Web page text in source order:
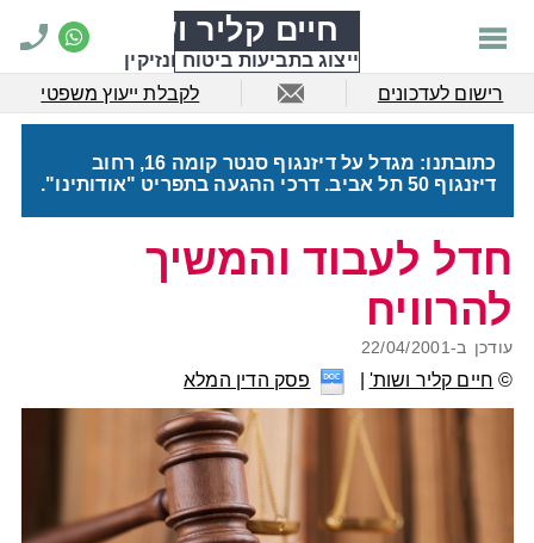
חיים קליר ושות'
ייצוג בתביעות ביטוח ונזיקין
רישום לעדכונים
לקבלת ייעוץ משפטי
כתובתנו: מגדל על דיזנגוף סנטר קומה 16, רחוב
דיזנגוף 50 תל אביב. דרכי ההגעה בתפריט "אודותינו".
חדל לעבוד והמשיך
להרוויח
עודכן ב-22/04/2001
© חיים קליר ושות' פסק הדין המלא